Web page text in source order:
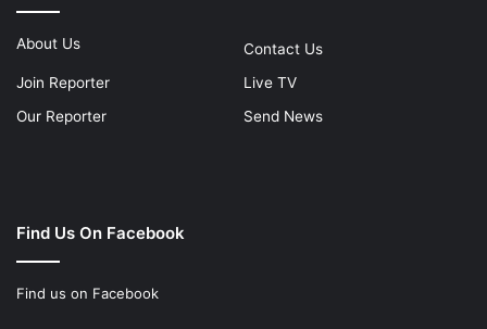
About Us
Contact Us
Join Reporter
Live TV
Our Reporter
Send News
Find Us On Facebook
Find us on Facebook